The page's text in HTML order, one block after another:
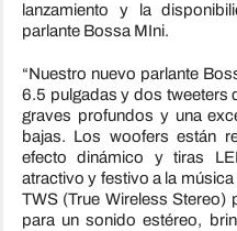
lanzamiento y la
parlante Bossa MIni.
“Nuestro nuevo parlante
6.5 pulgadas y dos tweeters
graves profundos y una
bajas. Los woofers están
efecto dinámico y tiras
atractivo y festivo a la
TWS (True Wireless Stereo)
para un sonido estéreo,